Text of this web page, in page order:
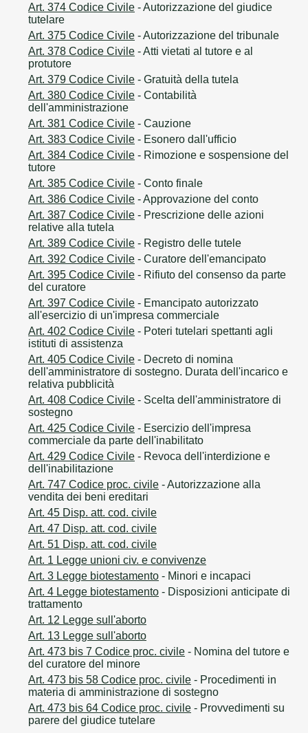
Art. 374 Codice Civile - Autorizzazione del giudice
tutelare
Art. 375 Codice Civile - Autorizzazione del tribunale
Art. 378 Codice Civile - Atti vietati al tutore e al
protutore
Art. 379 Codice Civile - Gratuità della tutela
Art. 380 Codice Civile - Contabilità
dell'amministrazione
Art. 381 Codice Civile - Cauzione
Art. 383 Codice Civile - Esonero dall'ufficio
Art. 384 Codice Civile - Rimozione e sospensione del
tutore
Art. 385 Codice Civile - Conto finale
Art. 386 Codice Civile - Approvazione del conto
Art. 387 Codice Civile - Prescrizione delle azioni
relative alla tutela
Art. 389 Codice Civile - Registro delle tutele
Art. 392 Codice Civile - Curatore dell'emancipato
Art. 395 Codice Civile - Rifiuto del consenso da parte
del curatore
Art. 397 Codice Civile - Emancipato autorizzato
all'esercizio di un'impresa commerciale
Art. 402 Codice Civile - Poteri tutelari spettanti agli
istituti di assistenza
Art. 405 Codice Civile - Decreto di nomina
dell'amministratore di sostegno. Durata dell'incarico e
relativa pubblicità
Art. 408 Codice Civile - Scelta dell'amministratore di
sostegno
Art. 425 Codice Civile - Esercizio dell'impresa
commerciale da parte dell'inabilitato
Art. 429 Codice Civile - Revoca dell'interdizione e
dell'inabilitazione
Art. 747 Codice proc. civile - Autorizzazione alla
vendita dei beni ereditari
Art. 45 Disp. att. cod. civile
Art. 47 Disp. att. cod. civile
Art. 51 Disp. att. cod. civile
Art. 1 Legge unioni civ. e convivenze
Art. 3 Legge biotestamento - Minori e incapaci
Art. 4 Legge biotestamento - Disposizioni anticipate di
trattamento
Art. 12 Legge sull'aborto
Art. 13 Legge sull'aborto
Art. 473 bis 7 Codice proc. civile - Nomina del tutore e
del curatore del minore
Art. 473 bis 58 Codice proc. civile - Procedimenti in
materia di amministrazione di sostegno
Art. 473 bis 64 Codice proc. civile - Provvedimenti su
parere del giudice tutelare